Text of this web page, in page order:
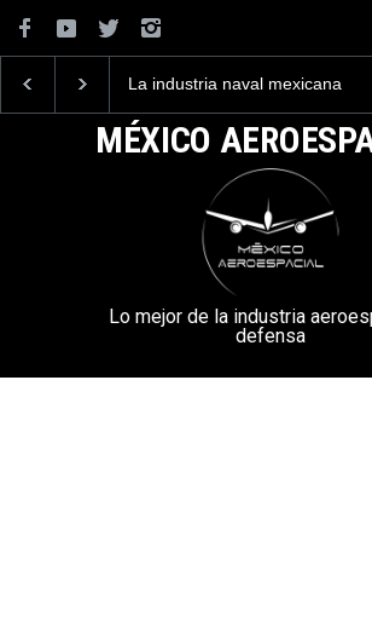
La industria naval mexicana
la Armada de México
MÉXICO
Lo mejor de la industria
defensa